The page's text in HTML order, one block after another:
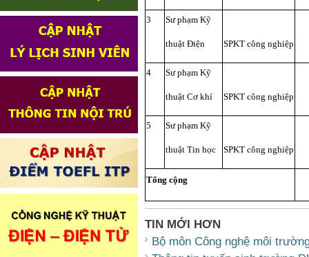
3 Sư phạm Kỹ
thuật Điện SPKT công nghiệp
4 Sư phạm Kỹ
thuật Cơ khí SPKT công nghiệp
5 Sư phạm Kỹ
thuật Tin học SPKT công nghiệp
Tổng cộng
TIN MỚI HƠN
Bộ môn Công nghệ môi